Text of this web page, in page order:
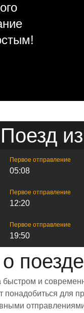
Первое отправление
05:08
Первое отправление
12:20
Первое отправление
19:50
и
для